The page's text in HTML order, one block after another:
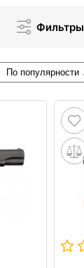
Фильтры